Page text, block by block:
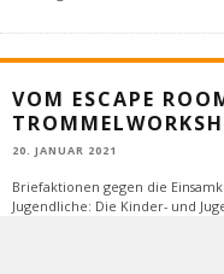
VOM ESCAPE
20. JANUAR 2021
Briefaktionen gegen die
Jugendliche: Die Kinder- und